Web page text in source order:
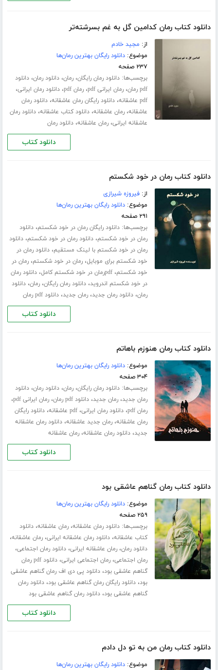
دانلود کتاب رمان کدامین گل به غم بسرشته‌تر
از: مجید خادم
موضوع:دانلود رایگان بهترین رمان‌ها
۲۳۷ صفحه
برچسب‌ها:دانلود رمان رایگان،رمان،دانلود رمان،دانلود
pdf رمان
،رمان ایرانی pdf ،رمان pdf ،دانلود رمان ایرانی،
pdf عاشقانه ،دانلود رایگان رمان عاشقانه،دانلود رمان
عاشقانه،رمان عاشقانه،دانلود کتاب عاشقانه،دانلود رمان
عاشقانه ایرانی،رمان عاشقانه،دانلود رمان
دانلود کتاب
دانلود کتاب رمان در خود شکستم
از:فیروزه شیرازی
موضوع:دانلود رایگان بهترین رمان‌ها
۲۹۱ صفحه
برچسب‌ها:دانلود رایگان رمان در خود شکستم،دانلود
رمان در خود شکستم،دانلود رمان در خود شکستم،دانلود
رمان در خود شکستم با لینک مستقیم،دانلود رمان در
خود شکستم برای موبایل،رمان در خود شکستم،رمان در
خود شکستم،pdfرمان در خود شکستم کامل ،دانلود رمان
در خود شکستم اندروید،دانلود رمان رایگان،رمان،دانلود
رمان،دانلود رمان جدید،رمان جدید،دانلود pdf رمان
دانلود کتاب
دانلود کتاب رمان هنوزم باهاتم
موضوع:دانلود رایگان بهترین رمان‌ها
۳۰۴ صفحه
برچسب‌ها:دانلود رمان رایگان،رمان،دانلود رمان،دانلود
رمان جدید،رمان جدید،دانلود pdf رمان ،رمان ایرانی pdf ،
رمان pdf ،دانلود رمان ایرانی،pdf عاشقانه ،دانلود رایگان
رمان عاشقانه،رمان جدید عاشقانه،دانلود رمان عاشقانه
جدید،دانلود رمان عاشقانه،رمان عاشقانه
دانلود کتاب
دانلود کتاب رمان گناهم عاشقی بود
موضوع:دانلود رایگان بهترین رمان‌ها
۲۵۹ صفحه
برچسب‌ها:دانلود رمان عاشقانه،رمان عاشقانه،دانلود
کتاب عاشقانه،دانلود رمان عاشقانه ایرانی،رمان عاشقانه،
دانلود رمان،رمان عاشقانه ایرانی،دانلود رمان اجتماعی،
رمان اجتماعی،رمان اجتماعی ایرانی،
دانلود pdf رمان
گناهم عاشقی بود،دانلود پی دی اف رمان گناهم عاشقی
بود،دانلود رایگان رمان گناهم عاشقی بود،دانلود رمان
گناهم عاشقی بود،دانلود رمان گناهم عاشقی بود
دانلود کتاب
دانلود کتاب رمان من به تو دل دادم
موضوع:دانلود رایگان بهترین رمان‌ها